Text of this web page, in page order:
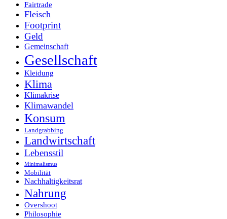
Fairtrade
Fleisch
Footprint
Geld
Gemeinschaft
Gesellschaft
Kleidung
Klima
Klimakrise
Klimawandel
Konsum
Landgrabbing
Landwirtschaft
Lebensstil
Minimalismus
Mobilität
Nachhaltigkeitsrat
Nahrung
Overshoot
Philosophie